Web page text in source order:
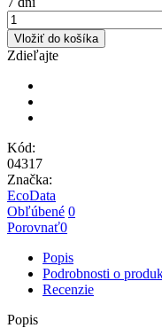
Vložiť do košíka
Zdieľajte
Kód:
04317
Značka:
EcoData
Obľúbené 0
Porovnať0
Popis
Podrobnosti o
Recenzie
Popis